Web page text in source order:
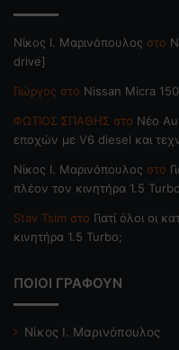
Nίκος Ι. Mαρινόπουλος στο
drive]
Γιώργος στο Nissan Micra
ΦΩΤΙΟΣ ΣΠΑΘΗΣ στο Νέο
εποχών με V6 diesel και
Nίκος Ι. Mαρινόπουλος στο
πλέον τον κινητήρα 1.5
Stav Tsim στο Γιατί όλοι οι
κινητήρα 1.5 Turbo;
ΠΟΙΟΙ ΓΡΑΦΟΥΝ
Νίκος Ι. Μαρινόπουλος